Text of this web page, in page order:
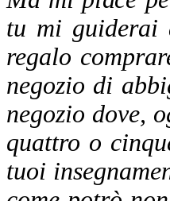
tu mi guiderai
regalo
negozio di
negozio dove,
quattro o
tuoi